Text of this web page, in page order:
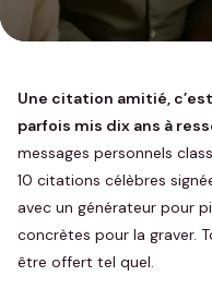
Une citation amitié,
parfois mis dix ans à
messages personnels
10 citations célèbres
avec un générateur pour
concrètes pour la graver.
être offert tel quel.